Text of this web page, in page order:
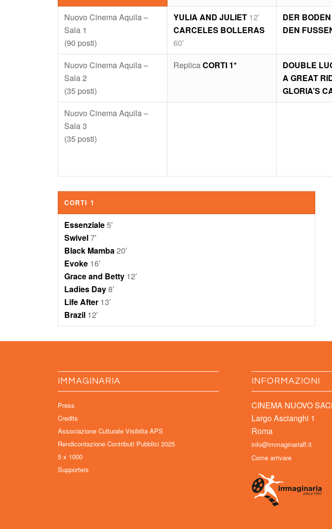
Nuovo Cinema Aquila –
Sala 1
(90 posti)
YULIA AND JULIET 12′
CARCELES BOLLERAS
60′
DER
DEN
Nuovo Cinema Aquila –
Sala 2
(35 posti)
ReplicaCORTI 1* DOUBLE
A GREAT
GLORIA’S
Nuovo Cinema Aquila –
Sala 3
(35 posti)
CORTI 1
Essenziale5′
Swivel7′
Black Mamba20′
Evoke 16′
Grace and Betty 12′
Ladies Day8′
Life After 13′
Brazil 12′
IMMAGINARIA
Press
Credits
Associazione Culturale Visibilia APS
Rendicontazione Contributi Pubblici 2025
5 x 1000
Supporters
INFORMAZIONI
CINEMA NUOVO
Largo Ascianghi 1
Roma
info@immaginariaff.it
Come arrivare